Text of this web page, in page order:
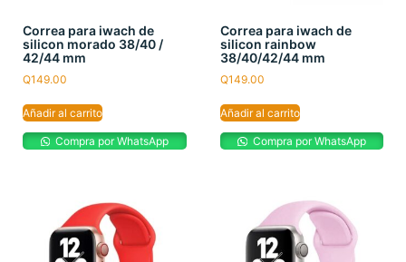
Correa para iwach de
silicon morado 38/40 /
42/44 mm
Q149.00
Añadir al carrito
Compra por WhatsApp
Correa para iwach de
silicon rainbow
38/40/42/44 mm
Q149.00
Añadir al carrito
Compra por WhatsApp